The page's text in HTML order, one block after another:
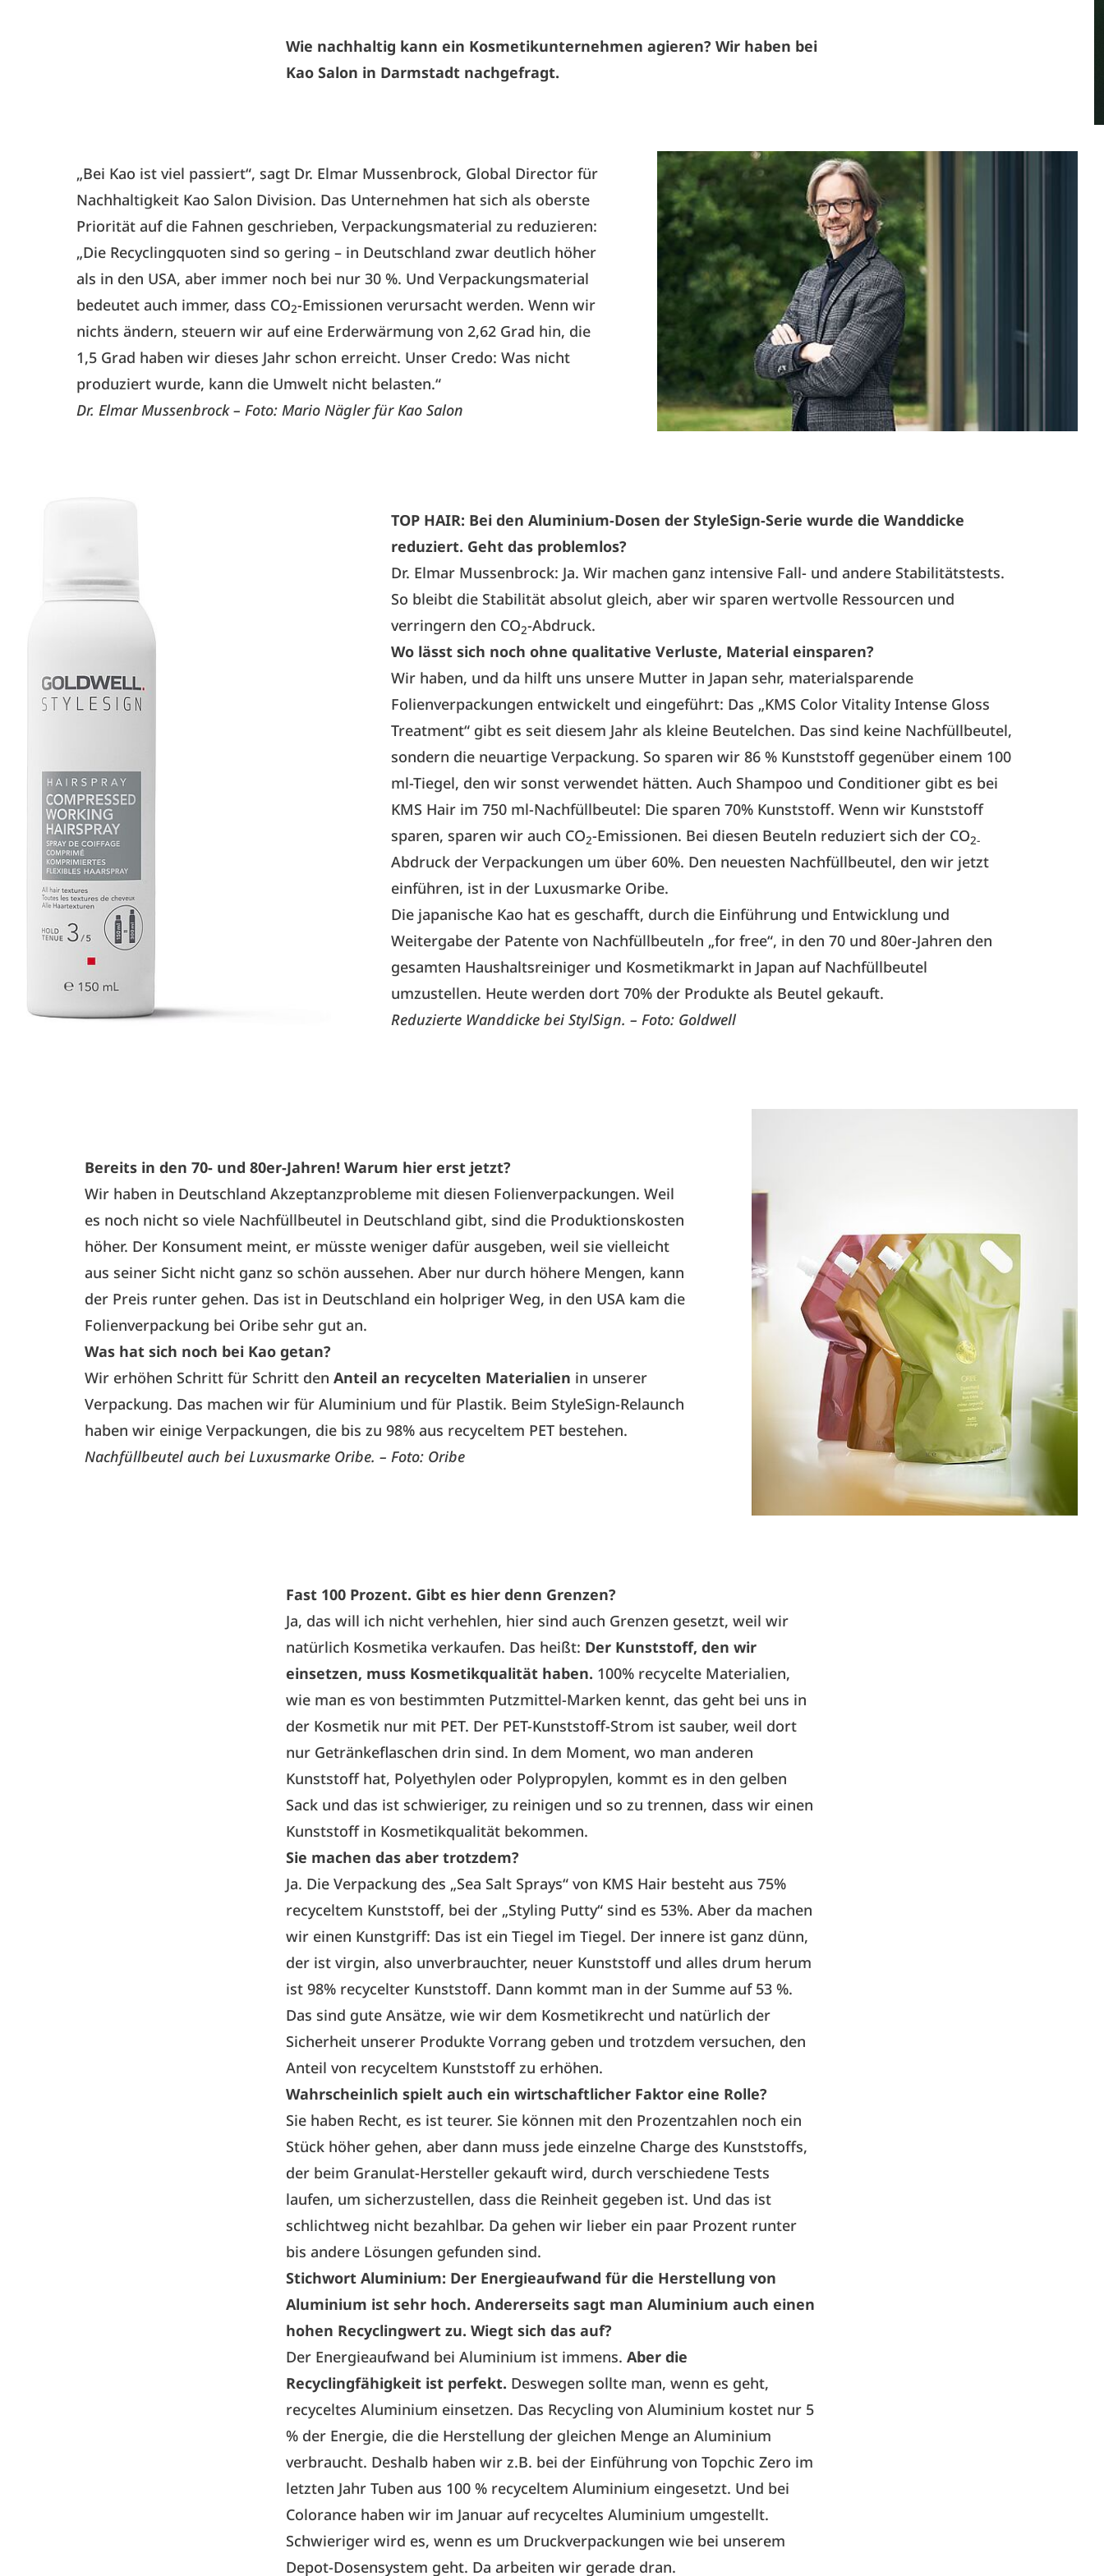
Wie nachhaltig kann ein Kosmetikunternehmen agieren? Wir haben bei
Kao Salon in Darmstadt nachgefragt.
„Bei Kao ist viel passiert“, sagt Dr. Elmar Mussenbrock, Global Director für
Nachhaltigkeit Kao Salon Division. Das Unternehmen hat sich als oberste
Priorität auf die Fahnen geschrieben, Verpackungsmaterial zu reduzieren:
„Die Recyclingquoten sind so gering – in Deutschland zwar deutlich höher
als in den USA, aber immer noch bei nur 30 %. Und Verpackungsmaterial
bedeutet auch immer, dass CO2-Emissionen verursacht werden. Wenn wir
nichts ändern, steuern wir auf eine Erderwärmung von 2,62 Grad hin, die
1,5 Grad haben wir dieses Jahr schon erreicht. Unser Credo: Was nicht
produziert wurde, kann die Umwelt nicht belasten.“
Dr. Elmar Mussenbrock – Foto: Mario Nägler für Kao Salon
TOP HAIR: Bei den Aluminium-Dosen der StyleSign-Serie wurde die Wanddicke
reduziert. Geht das problemlos?
Dr. Elmar Mussenbrock: Ja. Wir machen ganz intensive Fall- und andere Stabilitätstests.
So bleibt die Stabilität absolut gleich, aber wir sparen wertvolle Ressourcen und
verringern den CO2-Abdruck.
Wo lässt sich noch ohne qualitative Verluste, Material einsparen?
Wir haben, und da hilft uns unsere Mutter in Japan sehr, materialsparende
Folienverpackungen entwickelt und eingeführt: Das „KMS Color Vitality Intense Gloss
Treatment“ gibt es seit diesem Jahr als kleine Beutelchen. Das sind keine Nachfüllbeutel,
sondern die neuartige Verpackung. So sparen wir 86 % Kunststoff gegenüber einem 100
ml-Tiegel, den wir sonst verwendet hätten. Auch Shampoo und Conditioner gibt es bei
KMS Hair im 750 ml-Nachfüllbeutel: Die sparen 70% Kunststoff. Wenn wir Kunststoff
sparen, sparen wir auch CO2-Emissionen. Bei diesen Beuteln reduziert sich der CO2-
Abdruck der Verpackungen um über 60%. Den neuesten Nachfüllbeutel, den wir jetzt
einführen, ist in der Luxusmarke Oribe.
Die japanische Kao hat es geschafft, durch die Einführung und Entwicklung und
Weitergabe der Patente von Nachfüllbeuteln „for free“, in den 70 und 80er-Jahren den
gesamten Haushaltsreiniger und Kosmetikmarkt in Japan auf Nachfüllbeutel
umzustellen. Heute werden dort 70% der Produkte als Beutel gekauft.
Reduzierte Wanddicke bei StylSign. – Foto: Goldwell
Bereits in den 70- und 80er-Jahren! Warum hier erst jetzt?
Wir haben in Deutschland Akzeptanzprobleme mit diesen Folienverpackungen. Weil
es noch nicht so viele Nachfüllbeutel in Deutschland gibt, sind die Produktionskosten
höher. Der Konsument meint, er müsste weniger dafür ausgeben, weil sie vielleicht
aus seiner Sicht nicht ganz so schön aussehen. Aber nur durch höhere Mengen, kann
der Preis runter gehen. Das ist in Deutschland ein holpriger Weg, in den USA kam die
Folienverpackung bei Oribe sehr gut an.
Was hat sich noch bei Kao getan?
Wir erhöhen Schritt für Schritt den Anteil an recycelten Materialien in unserer
Verpackung. Das machen wir für Aluminium und für Plastik. Beim StyleSign-Relaunch
haben wir einige Verpackungen, die bis zu 98% aus recyceltem PET bestehen.
Nachfüllbeutel auch bei Luxusmarke Oribe. – Foto: Oribe
Fast 100 Prozent. Gibt es hier denn Grenzen?
Ja, das will ich nicht verhehlen, hier sind auch Grenzen gesetzt, weil wir
natürlich Kosmetika verkaufen. Das heißt: Der Kunststoff, den wir
einsetzen, muss Kosmetikqualität haben. 100% recycelte Materialien,
wie man es von bestimmten Putzmittel-Marken kennt, das geht bei uns in
der Kosmetik nur mit PET. Der PET-Kunststoff-Strom ist sauber, weil dort
nur Getränkeflaschen drin sind. In dem Moment, wo man anderen
Kunststoff hat, Polyethylen oder Polypropylen, kommt es in den gelben
Sack und das ist schwieriger, zu reinigen und so zu trennen, dass wir einen
Kunststoff in Kosmetikqualität bekommen.
Sie machen das aber trotzdem?
Ja. Die Verpackung des „Sea Salt Sprays“ von KMS Hair besteht aus 75%
recyceltem Kunststoff, bei der „Styling Putty“ sind es 53%. Aber da machen
wir einen Kunstgriff: Das ist ein Tiegel im Tiegel. Der innere ist ganz dünn,
der ist virgin, also unverbrauchter, neuer Kunststoff und alles drum herum
ist 98% recycelter Kunststoff. Dann kommt man in der Summe auf 53 %.
Das sind gute Ansätze, wie wir dem Kosmetikrecht und natürlich der
Sicherheit unserer Produkte Vorrang geben und trotzdem versuchen, den
Anteil von recyceltem Kunststoff zu erhöhen.
Wahrscheinlich spielt auch ein wirtschaftlicher Faktor eine Rolle?
Sie haben Recht, es ist teurer. Sie können mit den Prozentzahlen noch ein
Stück höher gehen, aber dann muss jede einzelne Charge des Kunststoffs,
der beim Granulat-Hersteller gekauft wird, durch verschiedene Tests
laufen, um sicherzustellen, dass die Reinheit gegeben ist. Und das ist
schlichtweg nicht bezahlbar. Da gehen wir lieber ein paar Prozent runter
bis andere Lösungen gefunden sind.
Stichwort Aluminium: Der Energieaufwand für die Herstellung von
Aluminium ist sehr hoch. Andererseits sagt man Aluminium auch einen
hohen Recyclingwert zu. Wiegt sich das auf?
Der Energieaufwand bei Aluminium ist immens. Aber die
Recyclingfähigkeit ist perfekt. Deswegen sollte man, wenn es geht,
recyceltes Aluminium einsetzen. Das Recycling von Aluminium kostet nur 5
% der Energie, die die Herstellung der gleichen Menge an Aluminium
verbraucht. Deshalb haben wir z.B. bei der Einführung von Topchic Zero im
letzten Jahr Tuben aus 100 % recyceltem Aluminium eingesetzt. Und bei
Colorance haben wir im Januar auf recyceltes Aluminium umgestellt.
Schwieriger wird es, wenn es um Druckverpackungen wie bei unserem
Depot-Dosensystem geht. Da arbeiten wir gerade dran.